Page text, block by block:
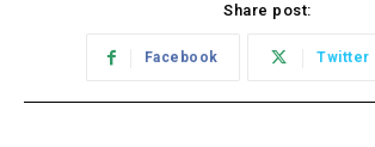
Share post:
Facebook Twitter